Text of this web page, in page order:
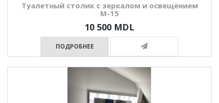
Туалетный столик с зеркалом и освещением
М-15
10 500 MDL
ПОДРОБНЕЕ